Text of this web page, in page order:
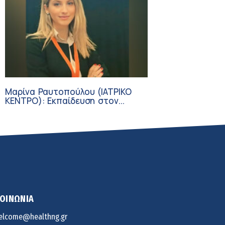
Μαρίνα Ραυτοπούλου (ΙΑΤΡΙΚΟ
ΚΕΝΤΡΟ): Εκπαίδευση στον